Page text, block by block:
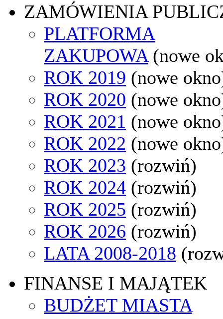
ZAMÓWIENIA
PLATFORMA
ZAKUPOWA (nowe
ROK 2019 (nowe
ROK 2020 (nowe
ROK 2021 (nowe
ROK 2022 (nowe
ROK 2023 (rozwiń)
ROK 2024 (rozwiń)
ROK 2025 (rozwiń)
ROK 2026 (rozwiń)
LATA 2008-2018
FINANSE I MAJĄTEK
BUDŻET MIASTA